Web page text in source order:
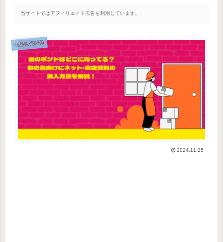
当サイトではアフィリエイト広告を利用しています。
商品販売関係
2024.11.25